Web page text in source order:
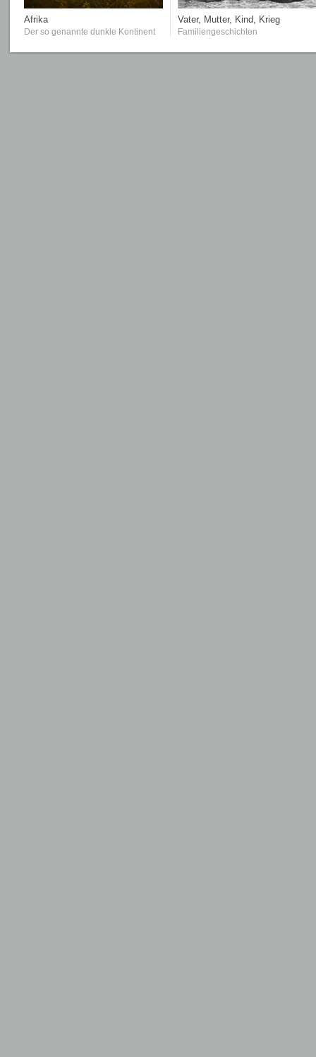
Afrika
Der so genannte dunkle Kontinent
Vater, Mutter, Kind, Krieg
Familiengeschichten